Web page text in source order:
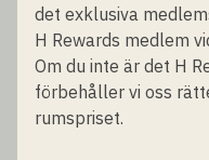
det exklusiva
H Rewards medlem
Om du inte är det H
förbehåller vi oss
rumspriset.